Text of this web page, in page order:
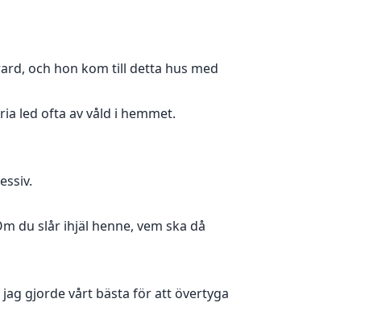
och hon kom till detta hus med
led ofta av våld i hemmet.
du slår ihjäl henne, vem ska då
gjorde vårt bästa för att övertyga